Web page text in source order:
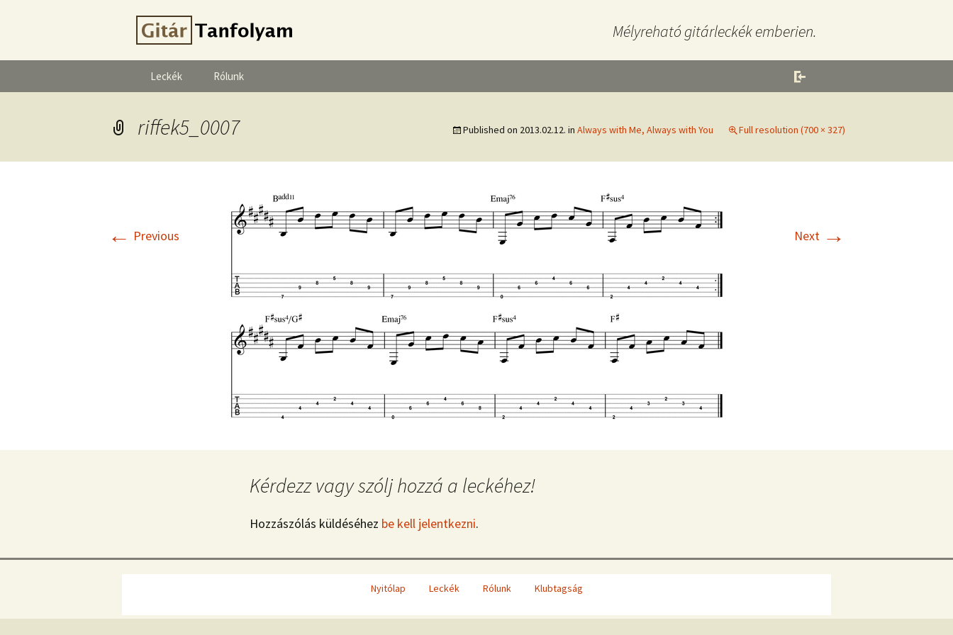
Mélyreható gitárleckék emberien.
Leckék Rólunk
riffek5_0007 Published on 2013.02.12. in Always with Me, Always with You Full resolution (700 × 327)
← Previous Next →
Kérdezz vagy szólj hozzá a leckéhez!
Hozzászólás küldéséhez be kell jelentkezni.
Nyitólap Leckék Rólunk Klubtagság